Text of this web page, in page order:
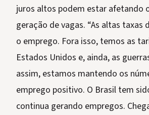
juros altos podem estar afetando
geração de vagas. “As altas taxas
o emprego. Fora isso, temos as
Estados Unidos e, ainda, as
assim, estamos mantendo os
emprego positivo. O Brasil tem
continua gerando empregos.